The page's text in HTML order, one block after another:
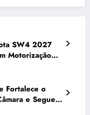
SW4 2027
Motorização
Fortalece o
e Segue